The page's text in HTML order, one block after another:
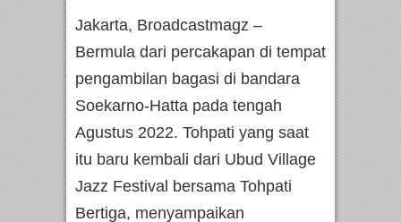
Jakarta, Broadcastmagz –
Bermula dari percakapan di tempat
pengambilan bagasi di bandara
Soekarno-Hatta pada tengah
Agustus 2022. Tohpati yang saat
itu baru kembali dari Ubud Village
Jazz Festival bersama Tohpati
Bertiga, menyampaikan